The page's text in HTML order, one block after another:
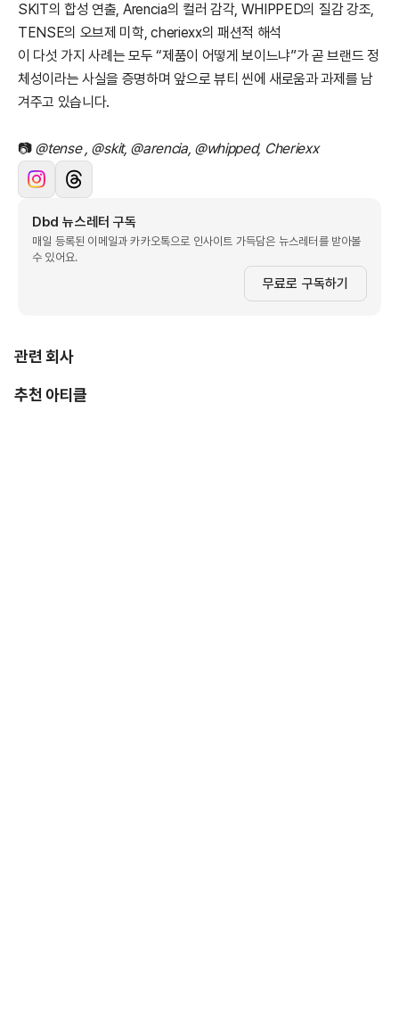
SKIT의 합성 연출, Arencia의 컬러 감각, WHIPPED의 질감 강조,
TENSE의 오브제 미학, cheriexx의 패션적 해석
이 다섯 가지 사례는 모두 “제품이 어떻게 보이느냐”가 곧 브랜드 정
체성이라는 사실을 증명하며 앞으로 뷰티 씬에 새로움과 과제를 남
겨주고 있습니다.
📷 @tense , @skit, @arencia, @whipped, Cheriexx
Dbd 뉴스레터 구독
매일 등록된 이메일과 카카오톡으로 인사이트 가득담은 뉴스레터를 받아볼
수 있어요.
무료로 구독하기
관련 회사
추천 아티클